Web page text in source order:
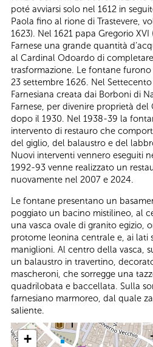
poté avviarsi solo nel 1612 in
Paola fino al rione di Trastevere,
1623). Nel 1621 papa Gregorio XVI
Farnese una grande quantità
al Cardinal Odoardo di
trasformazione. Le fontane
23 settembre 1626. Nel Settecento
Farnesiana creata dai Borboni di
Farnese, per divenire proprietà
dopo il 1930. Nel 1938-39 la
intervento di restauro che
del giglio, del balaustro e del
Nuovi interventi vennero eseguiti
1992-93 venne realizzato un
nuovamente nel 2007 e 2024.
Le fontane presentano un
poggiato un bacino mistilineo, al
una vasca ovale di granito egizio,
protome leonina centrale e, ai lati
maniglioni. Al centro della vasca,
un balaustro in travertino,
mascheroni, che sorregge una
quadrilobata e baccellata. Sulla
farnesiano marmoreo, dal quale
saliente.
+